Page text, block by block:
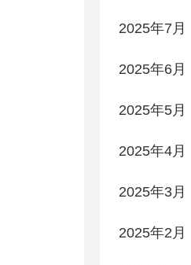
2025年7月
2025年6月
2025年5月
2025年4月
2025年3月
2025年2月